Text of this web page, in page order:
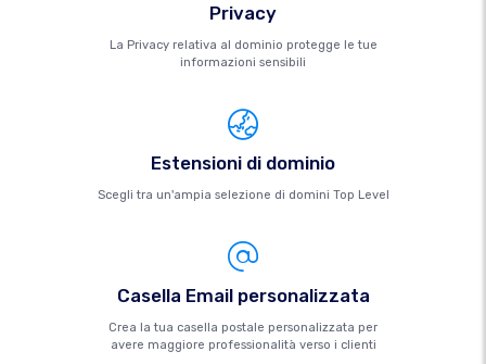
Privacy
La Privacy relativa al dominio protegge le tue
informazioni sensibili
Estensioni di dominio
Scegli tra un'ampia selezione di domini Top Level
Casella Email personalizzata
Crea la tua casella postale personalizzata per
avere maggiore professionalità verso i clienti